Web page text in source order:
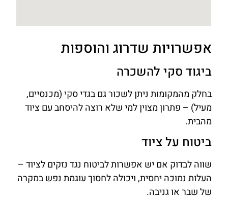
אפשרויות שדרוג והוספות
ביגוד סקי להשכרה
בחלק מהמקומות ניתן לשכור גם בגדי סקי (מכנסיים,
מעיל) – פתרון מצוין למי שלא רוצה להיסחב עם ציוד
מהבית.
ביטוח על ציוד
שווה לבדוק אם יש אפשרות לביטוח נגד נזקים לציוד –
העלות נמוכה יחסית, ויכולה לחסוך עוגמת נפש במקרה
של שבר או גניבה.